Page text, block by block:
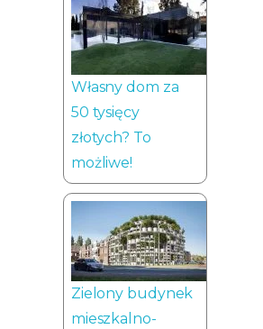
Własny dom za
50 tysięcy
złotych? To
możliwe!
Zielony budynek
mieszkalno-